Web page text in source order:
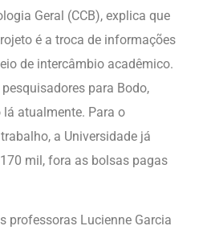
Geral (CCB), explica que
é a troca de informações
de intercâmbio acadêmico.
para Bodo,
lá atualmente. Para o
a Universidade já
mil, fora as bolsas pagas
professoras Lucienne Garcia